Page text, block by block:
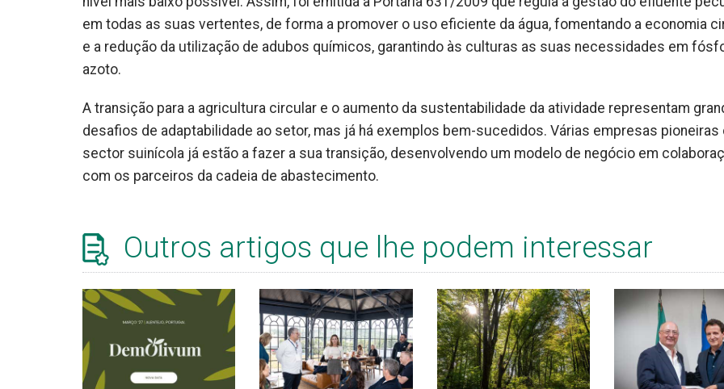
em todas as suas vertentes, de forma a promover o uso eficiente da água, fomentando a economia
e a redução da utilização de adubos químicos, garantindo às culturas as suas necessidades em
azoto.
A transição para a agricultura circular e o aumento da sustentabilidade da atividade representam
desafios de adaptabilidade ao setor, mas já há exemplos bem-sucedidos. Várias empresas pioneiras
sector suinícola já estão a fazer a sua transição, desenvolvendo um modelo de negócio em
com os parceiros da cadeia de abastecimento.
Outros artigos que lhe podem interessar